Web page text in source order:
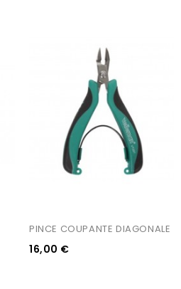
PINCE COUPANTE DIAGONALE
16,00 €